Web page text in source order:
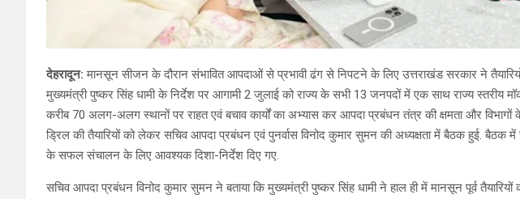
देहरादून:मानसून सीजन के दौरान संभावित आपदाओं से प्रभावी ढंग से निपटने के लिए उत्तराखंड सरकार ने
मुख्यमंत्री पुष्कर सिंह धामी के निर्देश पर आगामी 2 जुलाई को राज्य के सभी 13 जनपदों में एक साथ राज्य स्तरीय
करीब 70 अलग-अलग स्थानों पर राहत एवं बचाव कार्यों का अभ्यास कर आपदा प्रबंधन तंत्र की क्षमता और विभागों
ड्रिल की तैयारियों को लेकर सचिव आपदा प्रबंधन एवं पुनर्वास विनोद कुमार सुमन की अध्यक्षता में बैठक हुई. बैठक
के सफल संचालन के लिए आवश्यक दिशा-निर्देश दिए गए.
सचिव आपदा प्रबंधन विनोद कुमार सुमन ने बताया कि मुख्यमंत्री पुष्कर सिंह धामी ने हाल ही में मानसून पूर्व तैयारियों